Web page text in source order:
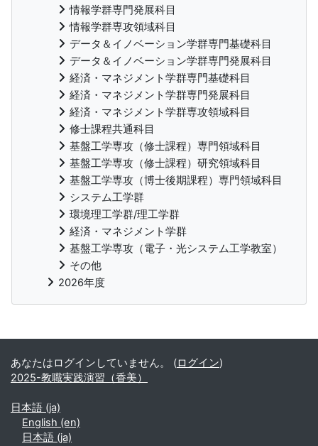
情報学群専門発展科目
情報学群専攻領域科目
データ＆イノベーション学群専門基礎科目
データ＆イノベーション学群専門発展科目
経済・マネジメント学群専門基礎科目
経済・マネジメント学群専門発展科目
経済・マネジメント学群専攻領域科目
修士課程共通科目
基盤工学専攻（修士課程）専門領域科目
基盤工学専攻（修士課程）研究領域科目
基盤工学専攻（博士後期課程）専門領域科目
システム工学群
環境理工学群/理工学群
経済・マネジメント学群
基盤工学専攻（電子・光システム工学教室）
その他
2026年度
補助ブロック
あなたはログインしていません。 (ログイン)
2025-教職実践演習（香美）
日本語 ‎(ja)‎
English ‎(en)‎
日本語 ‎(ja)‎